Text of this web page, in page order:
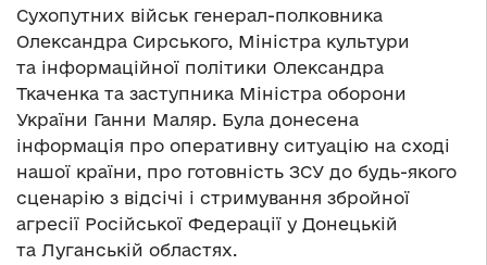
Сухопутних військ генерал-полковника
Олександра Сирського, Міністра культури
та інформаційної політики Олександра
Ткаченка та заступника Міністра оборони
України Ганни Маляр. Була донесена
інформація про оперативну ситуацію на сході
нашої країни, про готовність ЗСУ до будь-якого
сценарію з відсічі і стримування збройної
агресії Російської Федерації у Донецькій
та Луганській областях.